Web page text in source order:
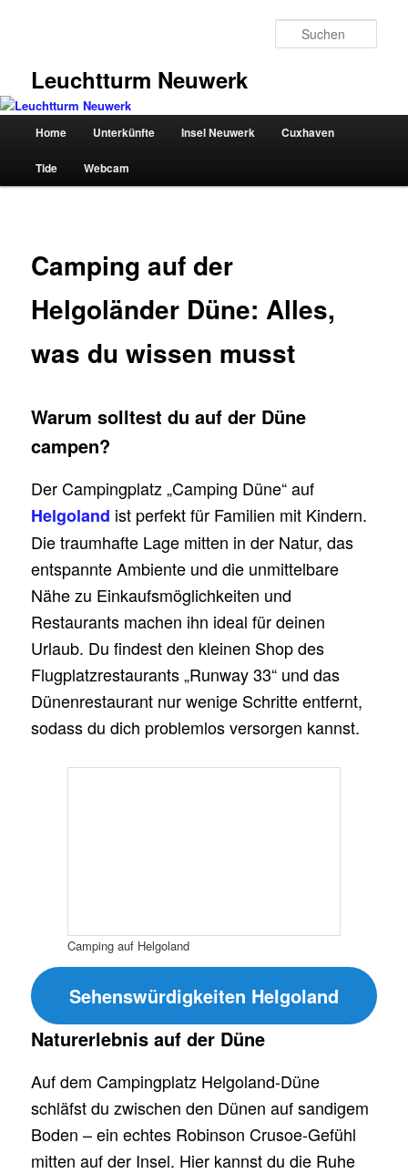
Leuchtturm Neuwerk
Hauptmenü
Home Unterkünfte Insel Neuwerk Cuxhaven
Tide Webcam
Camping auf der
Helgoländer Düne: Alles,
was du wissen musst
Warum solltest du auf der Düne
campen?
Der Campingplatz „Camping Düne“ auf
Helgoland ist perfekt für Familien mit Kindern.
Die traumhafte Lage mitten in der Natur, das
entspannte Ambiente und die unmittelbare
Nähe zu Einkaufsmöglichkeiten und
Restaurants machen ihn ideal für deinen
Urlaub. Du findest den kleinen Shop des
Flugplatzrestaurants „Runway 33“ und das
Dünenrestaurant nur wenige Schritte entfernt,
sodass du dich problemlos versorgen kannst.
Camping auf Helgoland
Sehenswürdigkeiten Helgoland
Naturerlebnis auf der Düne
Auf dem Campingplatz Helgoland-Düne
schläfst du zwischen den Dünen auf sandigem
Boden – ein echtes Robinson Crusoe-Gefühl
mitten auf der Insel. Hier kannst du die Ruhe